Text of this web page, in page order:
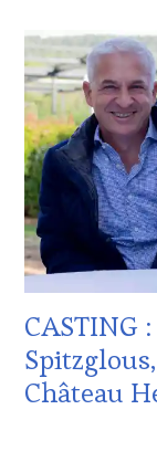
RESTAURATEUR,
CHEF,
CUISINIER,
ŒNOLOGUE,
SOMMELIER,
SAINTE-
VICTOIRE,
SALONS
INTERNATIONAUX,
SPOT
BY,
TASTING
MOVIE,
VIGNOBLES,
WINE
TASTING
VOUCHER
WINE
:
WINE
TASTING
VOUCHER,
CÔTES-
DE-
PROVENCE,
CULTURAL
GUEST
DOMAINE
VITICOLE,
TOURISME
EDITION
LES
CLÉS
CASTING
Château